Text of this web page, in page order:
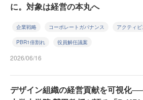
に。対象は経営の本丸へ
企業戦略 コーポレートガバナンス アクティビ
PBR1倍割れ 役員解任議案
2026/06/16
デザイン組織の経営貢献を可視化